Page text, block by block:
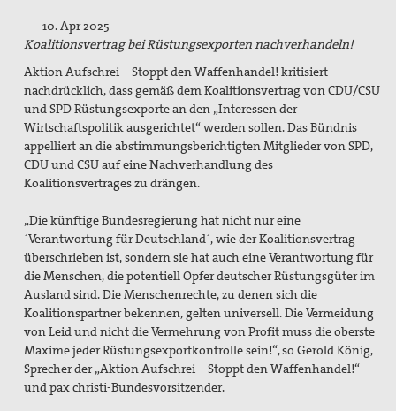
10. Apr 2025
Koalitionsvertrag bei Rüstungsexporten nachverhandeln!
Aktion Aufschrei – Stoppt den Waffenhandel! kritisiert
nachdrücklich, dass gemäß dem Koalitionsvertrag von CDU/CSU
und SPD Rüstungsexporte an den „Interessen der
Wirtschaftspolitik ausgerichtet“ werden sollen. Das Bündnis
appelliert an die abstimmungsberichtigten Mitglieder von SPD,
CDU und CSU auf eine Nachverhandlung des
Koalitionsvertrages zu drängen.
„Die künftige Bundesregierung hat nicht nur eine
´Verantwortung für Deutschland´, wie der Koalitionsvertrag
überschrieben ist, sondern sie hat auch eine Verantwortung für
die Menschen, die potentiell Opfer deutscher Rüstungsgüter im
Ausland sind. Die Menschenrechte, zu denen sich die
Koalitionspartner bekennen, gelten universell. Die Vermeidung
von Leid und nicht die Vermehrung von Profit muss die oberste
Maxime jeder Rüstungsexportkontrolle sein!“, so Gerold König,
Sprecher der „Aktion Aufschrei – Stoppt den Waffenhandel!“
und pax christi-Bundesvorsitzender.